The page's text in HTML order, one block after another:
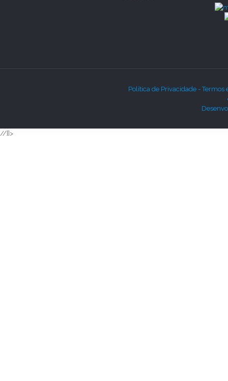
Política de Privacidade -Termos
//]]>